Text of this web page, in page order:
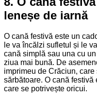
leneșe de iarnă
O cană festivă este un
le va încălzi sufletul și le
cană simplă sau una cu
ziua mai bună. De
imprimeu de Crăciun,
sărbătoare. O cană festivă
care se potrivește oricui.